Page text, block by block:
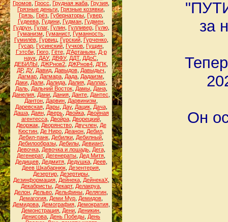
Громов Гросс Грудная жаба Грузия
Грязные деньги Грязные козявки
Грязь Грёз Губернаторы Гувер
Гудеева, Гудини, Гудман, Гудмен,
Гудрун, Гулаг, Гулин, Гулливер, Гулю,
Гуманизм
Гуманист, Гуманность
Гумилёв, Гурвиц, Гурский, Гурченко,
Гусар Гусинский Гучков Гущин
Гэтсби, Гюго, Гёте, Д'Артаньян, Д-р
наук ДАУ, ДВФУ, ДДТ, ДДоС
ДЕБИЛЫ
ДЖРнов2 ДЖРнов4 ДПК
ДР, ДУ, Давид, Давыдов, Давыдыч
Дагмар Дагмара Дада Дадаизм
Даки, Дали, Далида, Далия, Даллас
Даль, Дальний Восток, Дамы, Дана,
Данелия Дани Дания Данте Дантес
Дантон Дарвин Дарвинизм
Даревская, Дары, Дау, Дацик, Дача,
Даша, Даян, Дверь, Двойка, Двойная
агентесса, Двойра, Дворецкий,
Дворжак, Дворянство, Двучлен, Де
Кюстин Де Ниро Деанон Дебил
Дебил-панк Дебилки Дебилный
Дебилообразы, Дебилы, Девиант,
Девочка, Девочка и лошадь, Дега,
Дегенерат, Дегенераты Дед Митя
Дедищев, Дедмитя, Дедушка, Деев,
Деев Шкабарнюк Дезентерия
Дезертир, Дезертиры,
Дезинформация, Дейнека, ДейнекаХ,
Декабристы Декарт, Делакруа
Делон Дельво Дельфины Делягин
Демагогия Деми Мур Демидов
Демидова, Демография, Демократия,
Демонстрация Дени Деникин
Денисова День Победы День
за
Он